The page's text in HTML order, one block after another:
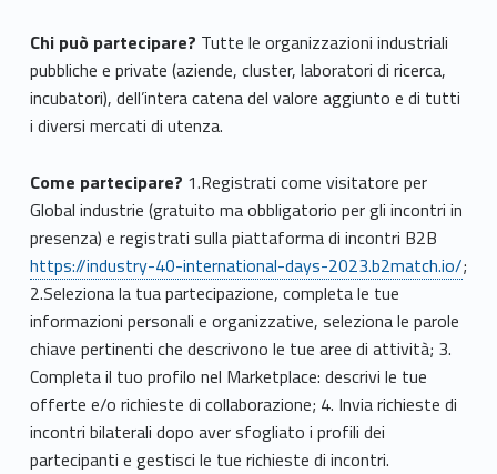
Chi può partecipare? Tutte le organizzazioni industriali
pubbliche e private (aziende, cluster, laboratori di ricerca,
incubatori), dell’intera catena del valore aggiunto e di tutti
i diversi mercati di utenza.
Come partecipare? 1.Registrati come visitatore per
Global industrie (gratuito ma obbligatorio per gli incontri in
presenza) e registrati sulla piattaforma di incontri B2B
https://industry-40-international-days-2023.b2match.io/;
2.Seleziona la tua partecipazione, completa le tue
informazioni personali e organizzative, seleziona le parole
chiave pertinenti che descrivono le tue aree di attività; 3.
Completa il tuo profilo nel Marketplace: descrivi le tue
offerte e/o richieste di collaborazione; 4. Invia richieste di
incontri bilaterali dopo aver sfogliato i profili dei
partecipanti e gestisci le tue richieste di incontri.